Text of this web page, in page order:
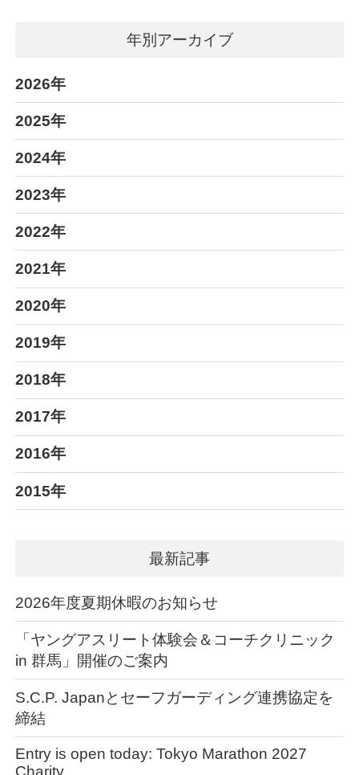
年別アーカイブ
2026年
2025年
2024年
2023年
2022年
2021年
2020年
2019年
2018年
2017年
2016年
2015年
最新記事
2026年度夏期休暇のお知らせ
「ヤングアスリート体験会＆コーチクリニック
in 群馬」開催のご案内
S.C.P. Japanとセーフガーディング連携協定を
締結
Entry is open today: Tokyo Marathon 2027
Charity